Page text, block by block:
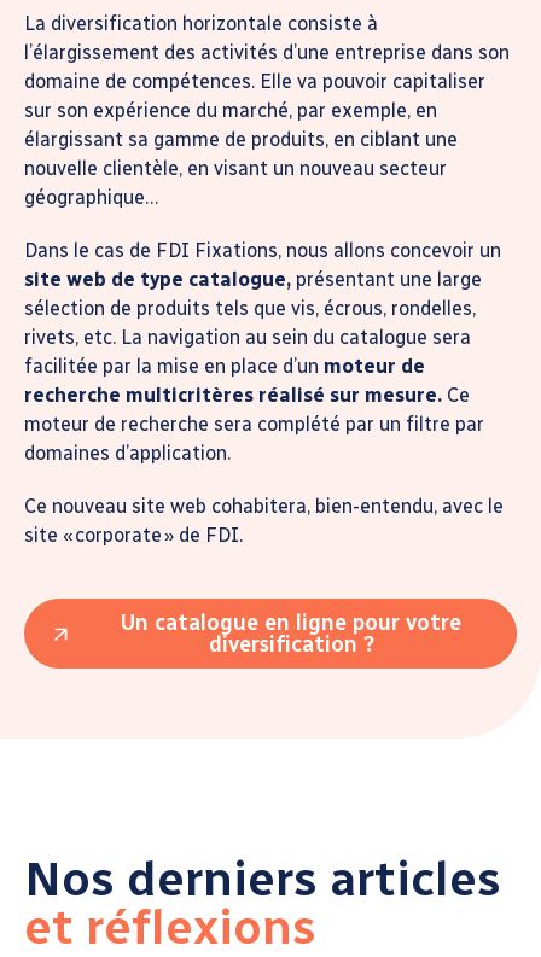
La diversification horizontale consiste à
l’élargissement des activités d’une entreprise dans son
domaine de compétences. Elle va pouvoir capitaliser
sur son expérience du marché, par exemple, en
élargissant sa gamme de produits, en ciblant une
nouvelle clientèle, en visant un nouveau secteur
géographique…
Dans le cas de FDI Fixations, nous allons concevoir un
site web de type catalogue, présentant une large
sélection de produits tels que vis, écrous, rondelles,
rivets, etc. La navigation au sein du catalogue sera
facilitée par la mise en place d’un moteur de
recherche multicritères réalisé sur mesure. Ce
moteur de recherche sera complété par un filtre par
domaines d’application.
Ce nouveau site web cohabitera, bien-entendu, avec le
site « corporate » de FDI.
Un catalogue en ligne pour votre
diversification ?
Nos derniers articles
et réflexions